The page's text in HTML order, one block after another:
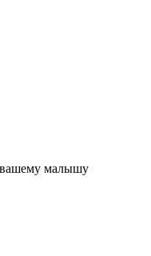
вашему малышу